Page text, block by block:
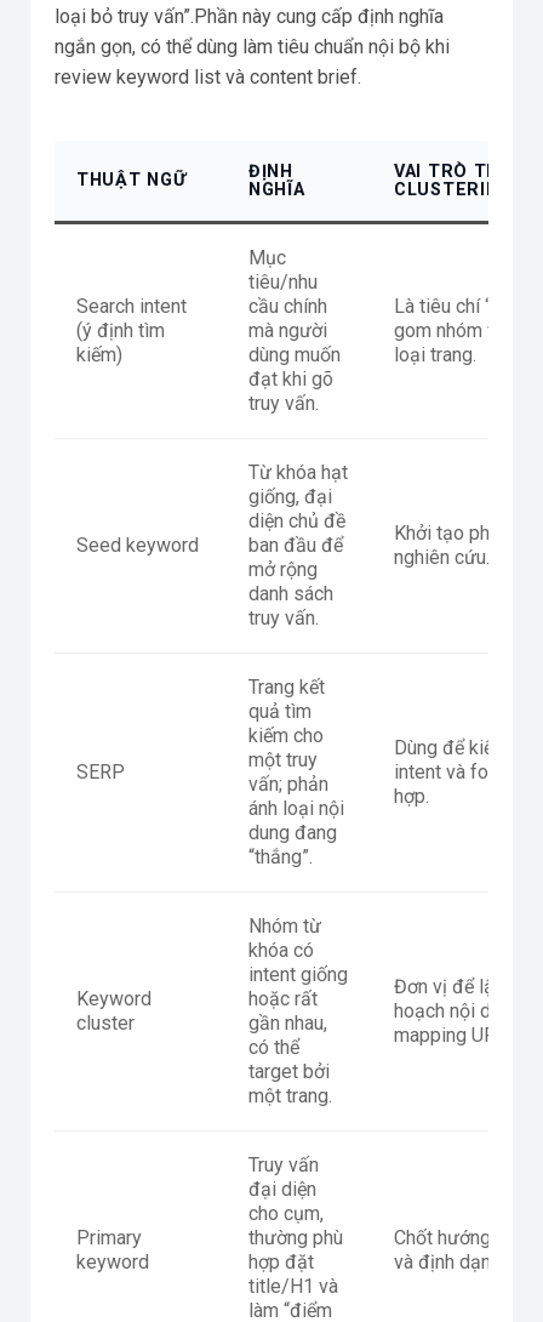
loại bỏ truy vấn”.Phần này cung cấp định nghĩa
ngắn gọn, có thể dùng làm tiêu chuẩn nội bộ khi
review keyword list và content brief.
THUẬT NGỮ
ĐỊNH
NGHĨA
VAI TRÒ TRONG
CLUSTERING
Search intent
(ý định tìm
kiếm)
Mục
tiêu/nhu
cầu chính
mà người
dùng muốn
đạt khi gõ
truy vấn.
Là tiêu chí “gốc”
gom nhóm và
loại trang.
Seed keyword
Từ khóa hạt
giống, đại
diện chủ đề
ban đầu để
mở rộng
danh sách
truy vấn.
Khởi tạo phạm vi
nghiên cứu.
SERP
Trang kết
quả tìm
kiếm cho
một truy
vấn; phản
ánh loại nội
dung đang
“thắng”.
Dùng để kiểm
intent và format
hợp.
Keyword
cluster
Nhóm từ
khóa có
intent giống
hoặc rất
gần nhau,
có thể
target bởi
một trang.
Đơn vị để lập kế
hoạch nội dung
mapping URL.
Primary
keyword
Truy vấn
đại diện
cho cụm,
thường phù
hợp đặt
title/H1 và
làm “điểm
Chốt hướng nội
và định dạng